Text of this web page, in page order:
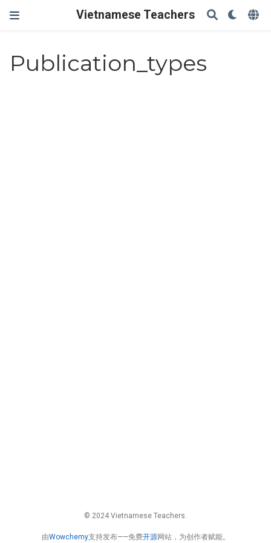
Vietnamese Teachers
Publication_types
© 2024 Vietnamese Teachers.
由Wowchemy支持发布——免费开源网站，为创作者赋能。